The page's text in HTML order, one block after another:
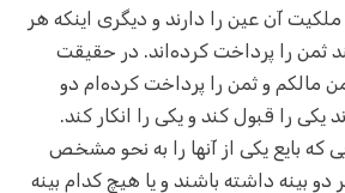
ملکیت آن عین را دارند و دیگری اینکه هر
ثمن را پرداخت کرده‌اند. در حقیقت
مالکم و ثمن را پرداخت کرده‌ام دو
یکی را قبول کند و یکی را انکار کند.
که بایع یکی از آنها را به نحو مشخص
بینه داشته باشند و یا هیچ کدام بینه